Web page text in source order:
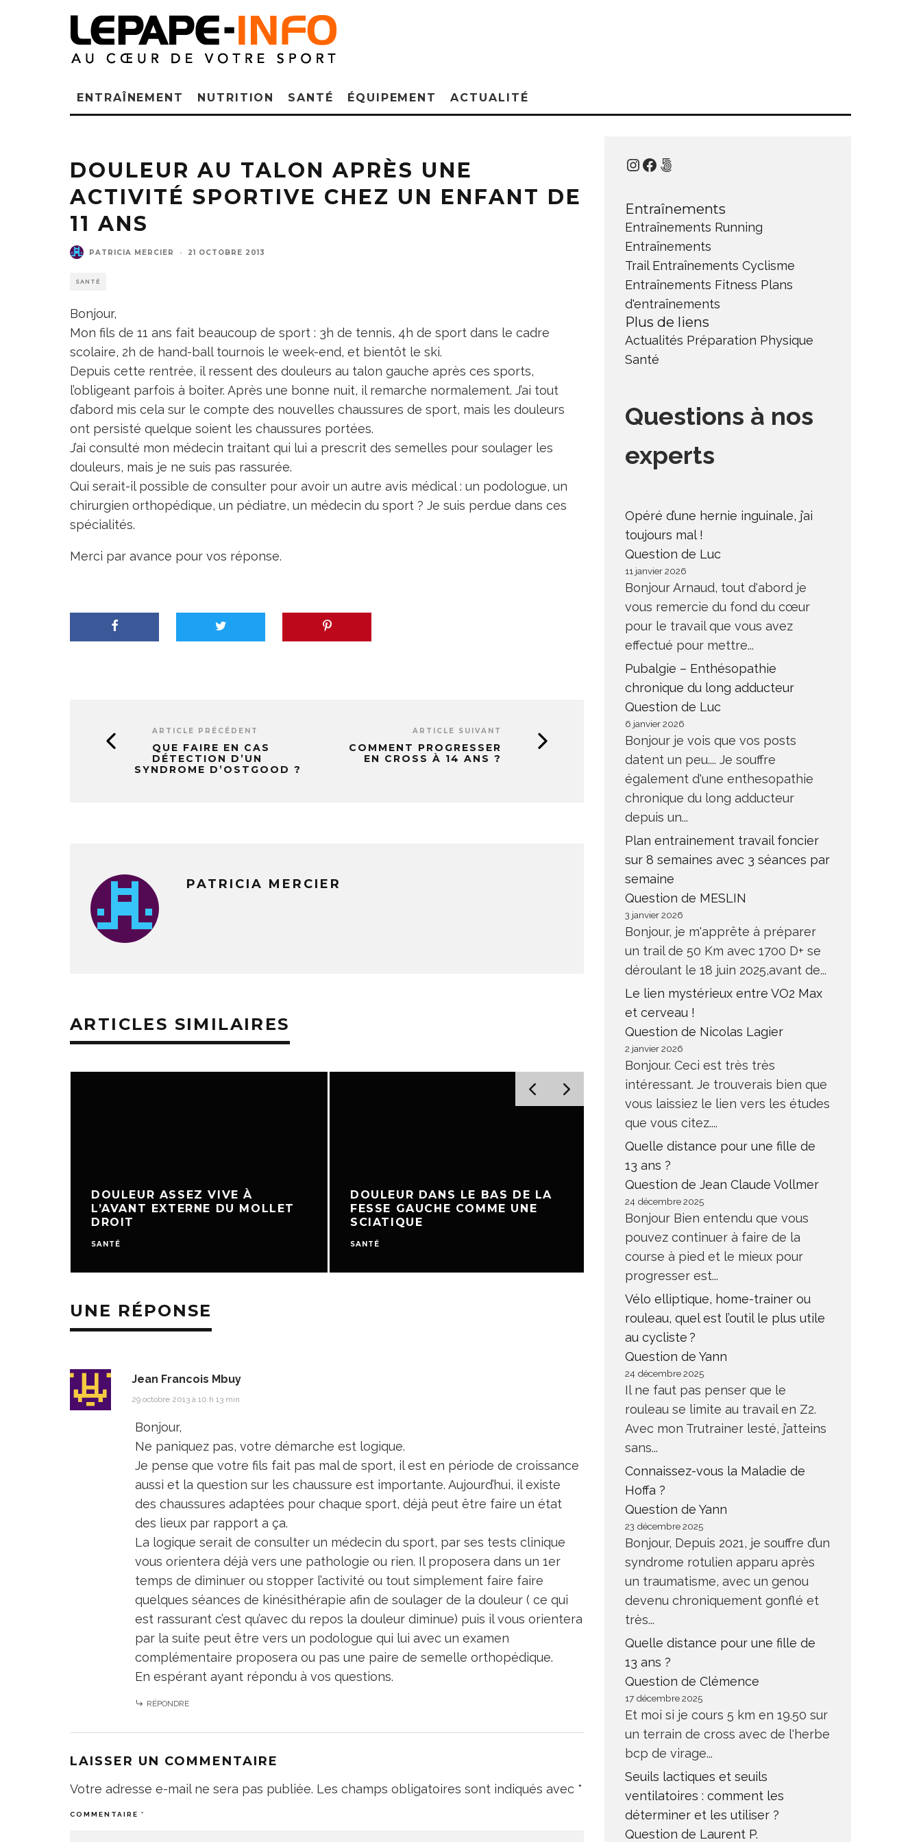
ENTRAÎNEMENT NUTRITION SANTÉ ÉQUIPEMENT ACTUALITÉ
DOULEUR AU TALON APRÈS UNE
ACTIVITÉ SPORTIVE CHEZ UN ENFANT DE
11 ANS
PATRICIA MERCIER · 21 OCTOBRE 2013
SANTÉ
Bonjour,
Mon fils de 11 ans fait beaucoup de sport : 3h de tennis, 4h de sport dans le cadre
scolaire, 2h de hand-ball tournois le week-end, et bientôt le ski.
Depuis cette rentrée, il ressent des douleurs au talon gauche après ces sports,
l’obligeant parfois à boiter. Après une bonne nuit, il remarche normalement. J’ai tout
d’abord mis cela sur le compte des nouvelles chaussures de sport, mais les douleurs
ont persisté quelque soient les chaussures portées.
J’ai consulté mon médecin traitant qui lui a prescrit des semelles pour soulager les
douleurs, mais je ne suis pas rassurée.
Qui serait-il possible de consulter pour avoir un autre avis médical : un podologue, un
chirurgien orthopédique, un pédiatre, un médecin du sport ? Je suis perdue dans ces
spécialités.
Merci par avance pour vos réponse.
ARTICLE PRÉCÉDENT
QUE FAIRE EN CAS
DÉTECTION D’UN
SYNDROME D’OSTGOOD ?
ARTICLE SUIVANT
COMMENT PROGRESSER
EN CROSS À 14 ANS ?
PATRICIA MERCIER
ARTICLES SIMILAIRES
DOULEUR ASSEZ VIVE À
L’AVANT EXTERNE DU MOLLET
DROIT
SANTÉ
DOULEUR DANS LE BAS DE LA
FESSE GAUCHE COMME UNE
SCIATIQUE
SANTÉ
REPRISE ENTRAINEMENT APRÈS
CHIRURGIE INGUINALE
SANTÉ
UNE RÉPONSE
Jean Francois Mbuy
29 octobre 2013 à 10 h 13 min
Bonjour,
Ne paniquez pas, votre démarche est logique.
Je pense que votre fils fait pas mal de sport, il est en période de croissance
aussi et la question sur les chaussure est importante. Aujourd’hui, il existe
des chaussures adaptées pour chaque sport, déjà peut être faire un état
des lieux par rapport a ça.
La logique serait de consulter un médecin du sport, par ses tests clinique
vous orientera déjà vers une pathologie ou rien. Il proposera dans un 1er
temps de diminuer ou stopper l’activité ou tout simplement faire faire
quelques séances de kinésithérapie afin de soulager de la douleur ( ce qui
est rassurant c’est qu’avec du repos la douleur diminue) puis il vous orientera
par la suite peut être vers un podologue qui lui avec un examen
complémentaire proposera ou pas une paire de semelle orthopédique.
En espérant ayant répondu à vos questions.
RÉPONDRE
LAISSER UN COMMENTAIRE
Votre adresse e-mail ne sera pas publiée. Les champs obligatoires sont indiqués avec *
COMMENTAIRE *
Instagram
Facebook
500px
Entraînements
Entraînements Running
Entraînements
Trail Entraînements Cyclisme
Entraînements Fitness Plans
d'entraînements
Plus de liens
Actualités Préparation Physique
Santé
Questions à nos
experts
Opéré d’une hernie inguinale, j’ai
toujours mal !
Question de Luc
11 janvier 2026
Bonjour Arnaud, tout d'abord je
vous remercie du fond du cœur
pour le travail que vous avez
effectué pour mettre...
Pubalgie – Enthésopathie
chronique du long adducteur
Question de Luc
6 janvier 2026
Bonjour je vois que vos posts
datent un peu.... Je souffre
également d'une enthesopathie
chronique du long adducteur
depuis un...
Plan entrainement travail foncier
sur 8 semaines avec 3 séances par
semaine
Question de MESLIN
3 janvier 2026
Bonjour, je m'apprête à préparer
un trail de 50 Km avec 1700 D+ se
déroulant le 18 juin 2025,avant de...
Le lien mystérieux entre VO2 Max
et cerveau !
Question de Nicolas Lagier
2 janvier 2026
Bonjour. Ceci est très très
intéressant. Je trouverais bien que
vous laissiez le lien vers les études
que vous citez....
Quelle distance pour une fille de
13 ans ?
Question de Jean Claude Vollmer
24 décembre 2025
Bonjour Bien entendu que vous
pouvez continuer à faire de la
course à pied et le mieux pour
progresser est...
Vélo elliptique, home-trainer ou
rouleau, quel est l’outil le plus utile
au cycliste ?
Question de Yann
24 décembre 2025
Il ne faut pas penser que le
rouleau se limite au travail en Z2.
Avec mon Trutrainer lesté, j’atteins
sans...
Connaissez-vous la Maladie de
Hoffa ?
Question de Yann
23 décembre 2025
Bonjour, Depuis 2021, je souffre d’un
syndrome rotulien apparu après
un traumatisme, avec un genou
devenu chroniquement gonflé et
très...
Quelle distance pour une fille de
13 ans ?
Question de Clémence
17 décembre 2025
Et moi si je cours 5 km en 19.50 sur
un terrain de cross avec de l'herbe
bcp de virage...
Seuils lactiques et seuils
ventilatoires : comment les
déterminer et les utiliser ?
Question de Laurent P.